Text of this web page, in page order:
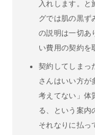
入れします。と
グでは肌の黒
の説明は一切あ
い費用の契約を
契約してしまっ
さんはいい方が
考えてない」体
る、という案内
それなりに払っ